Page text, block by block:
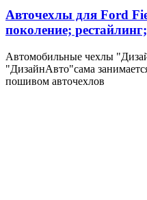
Авточехлы для Ford
поколение;
Автомобильные чехлы
"ДизайнАвто"сама
пошивом авточехлов